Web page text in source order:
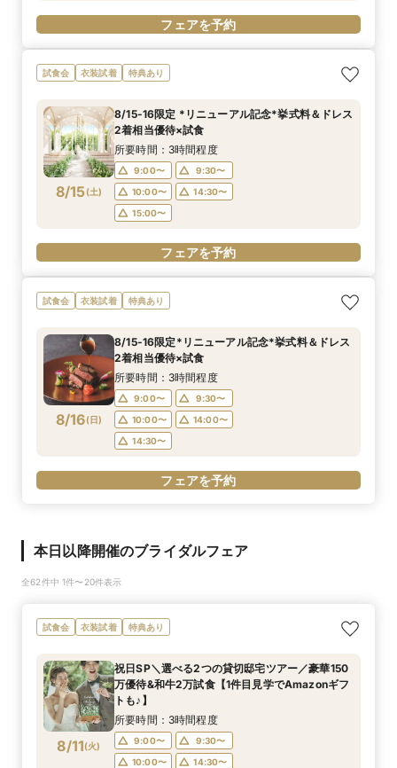
フェアを予約
試食会 衣装試着 特典あり
8/15(土)
8/15-16限定 *リニューアル記念*挙式料＆ドレス
2着相当優待×試食
所要時間：3時間程度
9:00〜
9:30〜
10:00〜
14:30〜
15:00〜
フェアを予約
試食会 衣装試着 特典あり
8/16(日)
8/15-16限定*リニューアル記念*挙式料＆ドレス
2着相当優待×試食
所要時間：3時間程度
9:00〜
9:30〜
10:00〜
14:00〜
14:30〜
フェアを予約
本日以降開催のブライダルフェア
全62件中 1件〜20件表示
試食会 衣装試着 特典あり
8/11(火)
祝日SP＼選べる2つの貸切邸宅ツアー／豪華150
万優待&和牛2万試食【1件目見学でAmazonギフ
トも♪】
所要時間：3時間程度
9:00〜
9:30〜
10:00〜
14:30〜